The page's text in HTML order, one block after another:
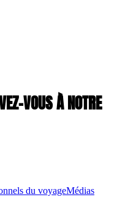
VOUS À NOTRE
du voyageMédias